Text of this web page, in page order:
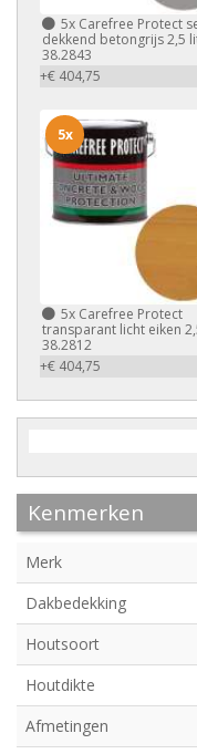
5x Carefree Protect
dekkend betongrijs 2,5
38.2843
+€ 404,75
5x Carefree Protect
transparant licht eiken
38.2812
+€ 404,75
5x
Kenmerken
Merk
Dakbedekking
Houtsoort
Houtdikte
Afmetingen